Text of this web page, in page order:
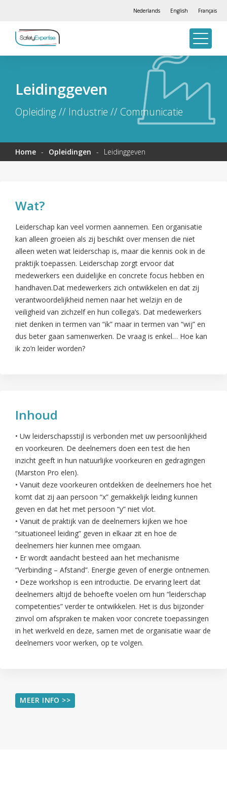
Nederlands English Français
Leidinggeven
Opleiding // Industrie // Communicatie
Home - Opleidingen - Leidinggeven
Wat?
Leiderschap kan veel vormen aannemen. Een organisatie
kan alleen groeien als zij beschikt over mensen die niet
alleen weten wat leiderschap is, maar die kennis ook in de
praktijk toepassen. Leiderschap zorgt ervoor dat
medewerkers een duidelijke en concrete focus hebben en
handhaven.Dat medewerkers zich ontwikkelen en dat zij
verantwoordelijkheid nemen naar het welzijn en de
veiligheid van zichzelf en hun collega’s. Dat medewerkers
niet denken in termen van “ik” maar in termen van “wij” en
dus beter gaan samenwerken. De vraag is enkel… Hoe kan
ik zo’n leider worden?
Inhoud
• Uw leiderschapsstijl is verbonden met uw persoonlijkheid
en voorkeuren. De deelnemers doen een test die hen
inzicht geeft in hun natuurlijke voorkeuren en gedragingen
(Marston Pro elen).
• Vanuit deze voorkeuren ontdekken de deelnemers hoe het
komt dat zij aan persoon “x” gemakkelijk leiding kunnen
geven en dat het met persoon “y” niet vlot.
• Vanuit de praktijk van de deelnemers kijken we hoe
“situationeel leiding” geven in elkaar zit en hoe de
deelnemers hier kunnen mee omgaan.
• Er wordt aandacht besteed aan het mechanisme
“Verbinding – Afstand”. Energie geven of energie ontnemen.
• Deze workshop is een introductie. De ervaring leert dat
deelnemers altijd de behoefte voelen om hun “leiderschap
competenties” verder te ontwikkelen. Het is dus bijzonder
zinvol om afspraken te maken voor concrete toepassingen
in het werkveld en deze, samen met de organisatie waar de
deelnemers voor werken, op te volgen.
MEER INFO >>